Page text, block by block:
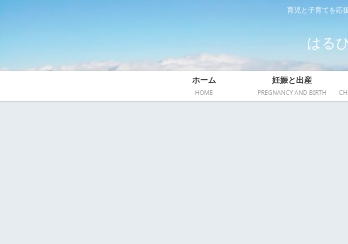
育児と子育てを応
はる
ホーム
HOME
妊娠と出産
PREGNANCY AND BIRTH